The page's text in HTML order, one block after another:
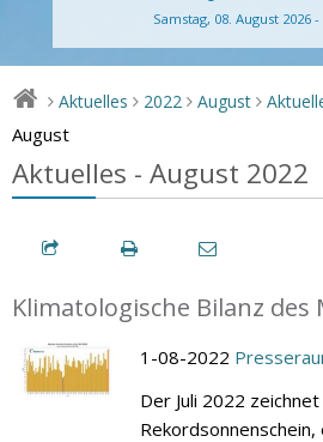
Samstag, 08. August 2026
> Aktuelles > 2022 > August >
August
Aktuelles - August 2022
Klimatologische Bilanz des
1-08-2022
Der Juli 2022
Rekordsonnenschein,